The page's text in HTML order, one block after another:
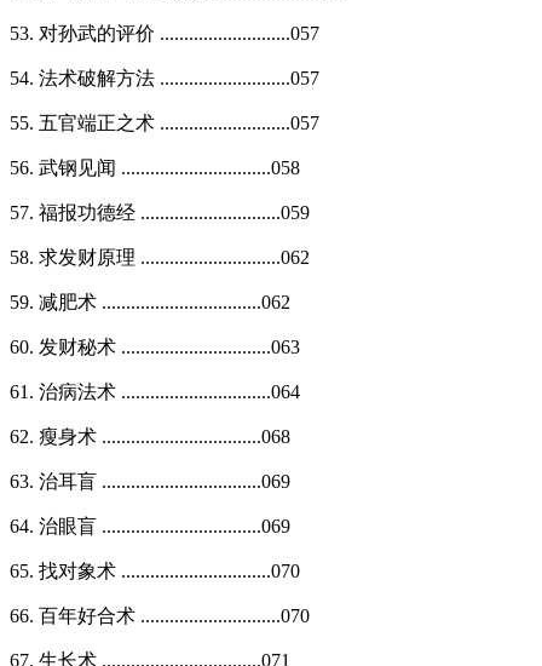
53. 对孙武的评价 ...........................057
54. 法术破解方法 ...........................057
55. 五官端正之术 ...........................057
56. 武钢见闻 ...............................058
57. 福报功德经 .............................059
58. 求发财原理 .............................062
59. 减肥术 .................................062
60. 发财秘术 ...............................063
61. 治病法术 ...............................064
62. 瘦身术 .................................068
63. 治耳盲 .................................069
64. 治眼盲 .................................069
65. 找对象术 ...............................070
66. 百年好合术 .............................070
67. 生长术 .................................071